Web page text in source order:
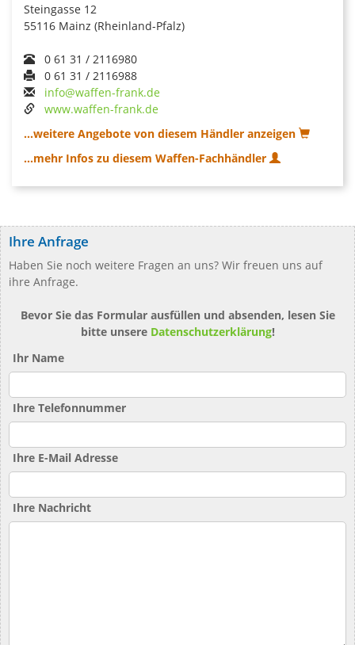
Steingasse 12
55116 Mainz (Rheinland-Pfalz)
0 61 31 / 2116980
0 61 31 / 2116988
info@waffen-frank.de
www.waffen-frank.de
...weitere Angebote von diesem Händler anzeigen
...mehr Infos zu diesem Waffen-Fachhändler
Ihre Anfrage
Haben Sie noch weitere Fragen an uns? Wir freuen uns auf
ihre Anfrage.
Bevor Sie das Formular ausfüllen und absenden, lesen Sie
bitte unsere Datenschutzerklärung!
Ihr Name
Ihre Telefonnummer
Ihre E-Mail Adresse
Ihre Nachricht